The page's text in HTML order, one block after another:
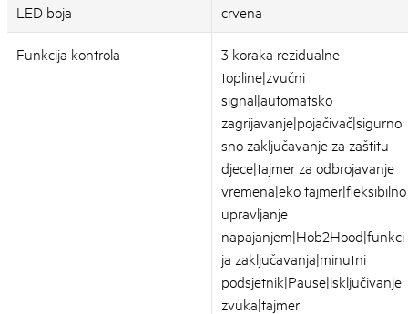
LED boja crvena
Funkcija kontrola
3 koraka rezidualne
topline|zvučni
signal|automatsko
zagrijavanje|pojačivač|sigurno
sno zaključavanje za zaštitu
djece|tajmer za odbrojavanje
vremena|eko tajmer|fleksibilno
upravljanje
napajanjem|Hob2Hood|funkci
ja zaključavanja|minutni
podsjetnik|Pause|isključivanje
zvuka|tajmer